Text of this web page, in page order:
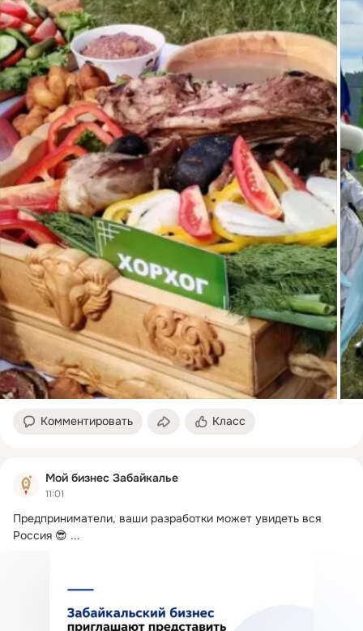
Комментировать Класс
Мой бизнес Забайкалье
11:01
Предприниматели, ваши разработки может увидеть вся
Россия 😎 ...